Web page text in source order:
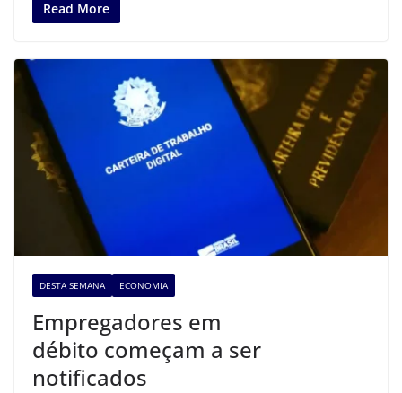
Read More
DESTA SEMANA ECONOMIA
Empregadores em
débito começam a ser
notificados